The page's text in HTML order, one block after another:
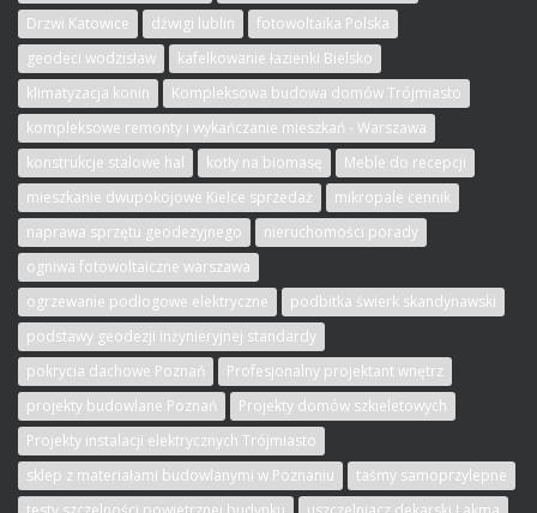
Drzwi Katowice
dźwigi lublin
fotowoltaika Polska
geodeci wodzisław
kafelkowanie łazienki Bielsko
klimatyzacja konin
Kompleksowa budowa domów Trójmiasto
kompleksowe remonty i wykańczanie mieszkań - Warszawa
konstrukcje stalowe hal
kotły na biomasę
Meble do recepcji
mieszkanie dwupokojowe Kielce sprzedaż
mikropale cennik
naprawa sprzętu geodezyjnego
nieruchomości porady
ogniwa fotowoltaiczne warszawa
ogrzewanie podłogowe elektryczne
podbitka świerk skandynawski
podstawy geodezji inżynieryjnej standardy
pokrycia dachowe Poznań
Profesjonalny projektant wnętrz
projekty budowlane Poznań
Projekty domów szkieletowych
Projekty instalacji elektrycznych Trójmiasto
sklep z materiałami budowlanymi w Poznaniu
taśmy samoprzylepne